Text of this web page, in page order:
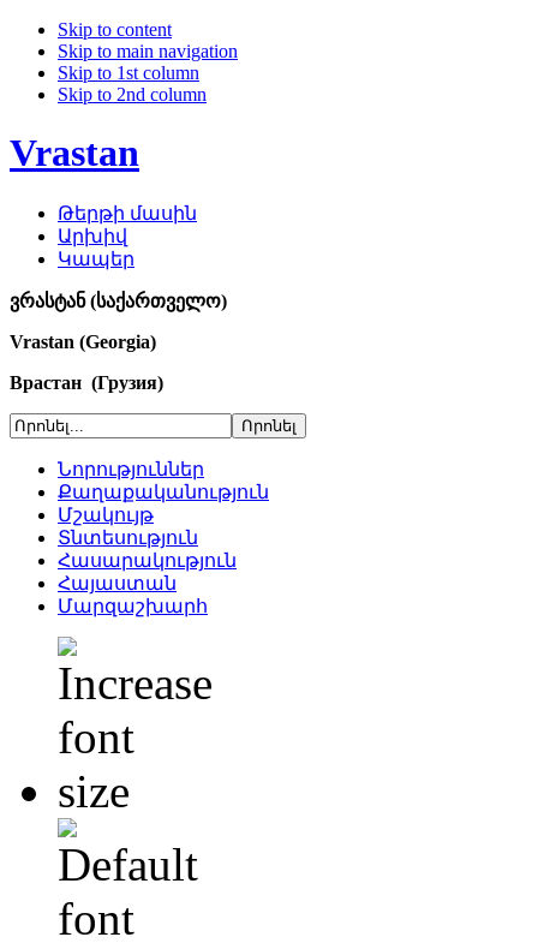
Skip to content
Skip to main navigation
Skip to 1st column
Skip to 2nd column
Vrastan
Թերթի մասին
Արխիվ
Կապեր
ვრასტან (საქართველო)
Vrastan (Georgia)
Врастан (Грузия)
Նորություններ
Քաղաքականություն
Մշակույթ
Տնտեսություն
Հասարակություն
Հայաստան
Մարզաշխարհ